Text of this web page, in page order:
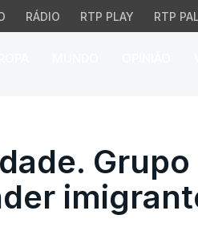
RÁDIO RTP PLAY RTP
Grupo
Grupo